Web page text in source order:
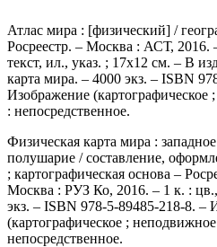
Атлас мира : [физический] /
Росреестр. – Москва : АСТ, 2016.
текст, ил., указ. ; 17х12 см. – В
карта мира. – 4000 экз. – ISBN
Изображение
: непосредственное.
Физическая карта мира :
полушарие / составление,
; картографическая основа –
Москва : РУЗ Ко, 2016. – 1 к. :
экз. – ISBN 978-5-89485-218-8. –
(картографическое ;
непосредственное.